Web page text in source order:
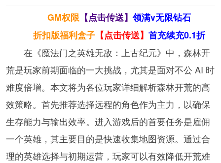
GM权限【点击传送】领满v无限钻石
折扣版福利盒子 【点击传送】首充续充0.1折
在《魔法门之英雄无敌：上古纪元》中，森林开
荒是玩家前期面临的一大挑战，尤其是面对不公 AI 时
难度倍增。本文将为各位玩家详细解析森林开荒的高
效策略。首先推荐选择远程的角色作为主力，以确保
生存能力与输出效率。进入游戏后的首要任务是雇佣
一个英雄，其主要目的是快速收集地图资源。通过合
理的英雄选择与初期运营，玩家可以有效降低开荒难